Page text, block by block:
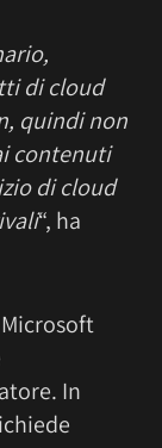
di cloud
quindi non
contenuti
di cloud
“, ha
In